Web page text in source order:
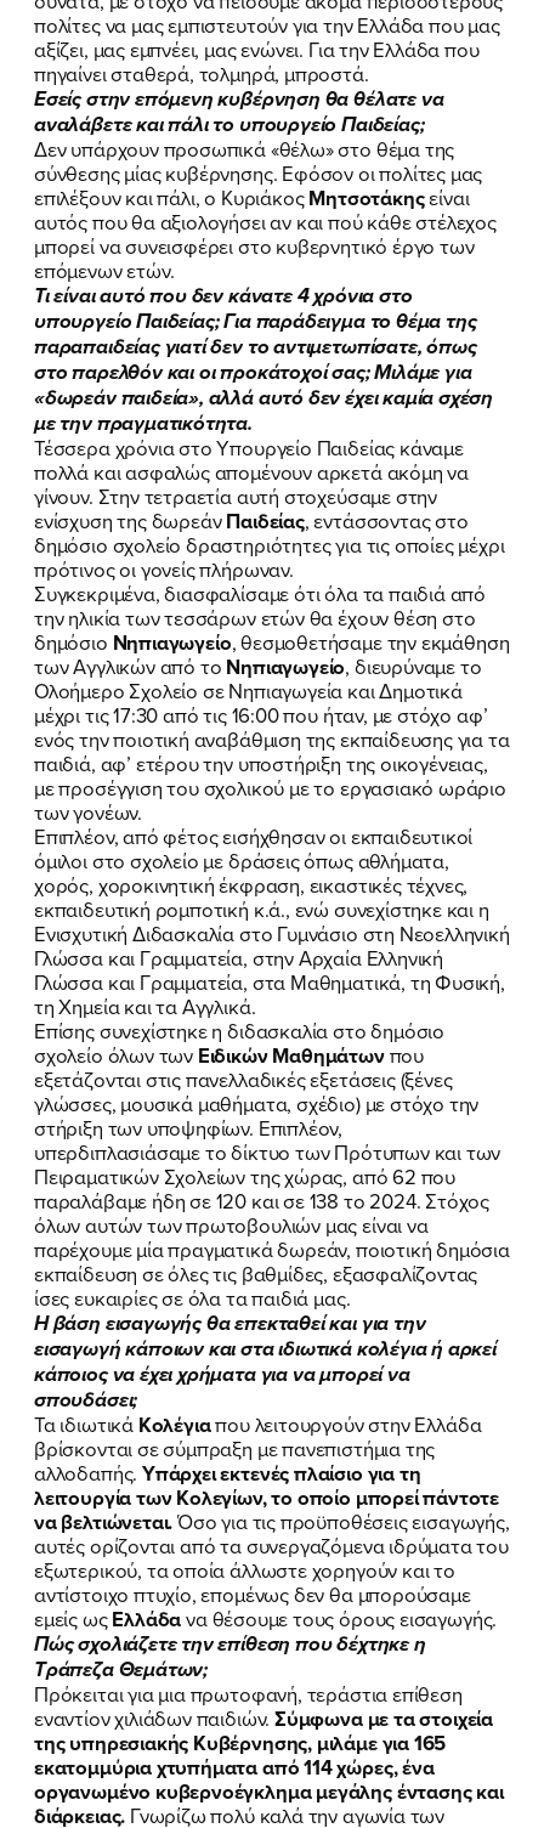
ΠΟΙΑ ΕΙΜΑΙ
ΕΡΓΟ
ΕΚΔΗΛΩΣΕΙΣ
ΝΕΑ
ΕΛΑ ΚΙ ΕΣΥ
FB IN TW YT LN
πολίτες να μας εμπιστευτούν για την Ελλάδα που μας
αξίζει, μας εμπνέει, μας ενώνει. Για την Ελλάδα που
πηγαίνει σταθερά, τολμηρά, μπροστά.
Εσείς στην επόμενη κυβέρνηση θα θέλατε να
αναλάβετε και πάλι το υπουργείο Παιδείας;
Δεν υπάρχουν προσωπικά «θέλω» στο θέμα της
σύνθεσης μίας κυβέρνησης. Εφόσον οι πολίτες μας
επιλέξουν και πάλι, ο ΚυριάκοςΜητσοτάκηςείναι
αυτός που θα αξιολογήσει αν και πού κάθε στέλεχος
μπορεί να συνεισφέρει στο κυβερνητικό έργο των
επόμενων ετών.
Τι είναι αυτό που δεν κάνατε 4 χρόνια στο
υπουργείο Παιδείας; Για παράδειγμα το θέμα της
παραπαιδείας γιατί δεν το αντιμετωπίσατε, όπως
στο παρελθόν και οι προκάτοχοί σας; Μιλάμε για
«δωρεάν παιδεία», αλλά αυτό δεν έχει καμία σχέση
με την πραγματικότητα.
Τέσσερα χρόνια στο Υπουργείο Παιδείας κάναμε
πολλά και ασφαλώς απομένουν αρκετά ακόμη να
γίνουν. Στην τετραετία αυτή στοχεύσαμε στην
ενίσχυση της δωρεάνΠαιδείας, εντάσσοντας στο
δημόσιο σχολείο δραστηριότητες για τις οποίες μέχρι
πρότινος οι γονείς πλήρωναν.
Συγκεκριμένα, διασφαλίσαμε ότι όλα τα παιδιά από
την ηλικία των τεσσάρων ετών θα έχουν θέση στο
δημόσιο Νηπιαγωγείο, θεσμοθετήσαμε την εκμάθηση
των Αγγλικών από το Νηπιαγωγείο, διευρύναμε το
Ολοήμερο Σχολείο σε Νηπιαγωγεία και Δημοτικά
μέχρι τις 17:30 από τις 16:00 που ήταν, με στόχο αφ’
ενός την ποιοτική αναβάθμιση της εκπαίδευσης για τα
παιδιά, αφ’ ετέρου την υποστήριξη της οικογένειας,
με προσέγγιση του σχολικού με το εργασιακό ωράριο
των γονέων.
Επιπλέον, από φέτος εισήχθησαν οι εκπαιδευτικοί
όμιλοι στο σχολείο με δράσεις όπως αθλήματα,
χορός, χοροκινητική έκφραση, εικαστικές τέχνες,
εκπαιδευτική ρομποτική κ.ά., ενώ συνεχίστηκε και η
Ενισχυτική Διδασκαλία στο Γυμνάσιο στη Νεοελληνική
Γλώσσα και Γραμματεία, στην Αρχαία Ελληνική
Γλώσσα και Γραμματεία, στα Μαθηματικά, τη Φυσική,
τη Χημεία και τα Αγγλικά.
Επίσης συνεχίστηκε η διδασκαλία στο δημόσιο
σχολείο όλων των Ειδικών Μαθημάτωνπου
εξετάζονται στις πανελλαδικές εξετάσεις (ξένες
γλώσσες, μουσικά μαθήματα, σχέδιο) με στόχο την
στήριξη των υποψηφίων. Επιπλέον,
υπερδιπλασιάσαμε το δίκτυο των Πρότυπων και των
Πειραματικών Σχολείων της χώρας, από 62 που
παραλάβαμε ήδη σε 120 και σε 138 το 2024. Στόχος
όλων αυτών των πρωτοβουλιών μας είναι να
παρέχουμε μία πραγματικά δωρεάν, ποιοτική δημόσια
εκπαίδευση σε όλες τις βαθμίδες, εξασφαλίζοντας
ίσες ευκαιρίες σε όλα τα παιδιά μας.
Η βάση εισαγωγής θα επεκταθεί και για την
εισαγωγή κάποιων και στα ιδιωτικά κολέγια ή αρκεί
κάποιος να έχει χρήματα για να μπορεί να
σπουδάσει;
Τα ιδιωτικά Κολέγιαπου λειτουργούν στην Ελλάδα
βρίσκονται σε σύμπραξη με πανεπιστήμια της
αλλοδαπής. Υπάρχει εκτενές πλαίσιο για τη
λειτουργία των Κολεγίων, το οποίο μπορεί πάντοτε
να βελτιώνεται.Όσο για τις προϋποθέσεις εισαγωγής,
αυτές ορίζονται από τα συνεργαζόμενα ιδρύματα του
εξωτερικού, τα οποία άλλωστε χορηγούν και το
αντίστοιχο πτυχίο, επομένως δεν θα μπορούσαμε
εμείς ωςΕλλάδανα θέσουμε τους όρους εισαγωγής.
Πώς σχολιάζετε την επίθεση που δέχτηκε η
Τράπεζα Θεμάτων;
Πρόκειται για μια πρωτοφανή, τεράστια επίθεση
εναντίον χιλιάδων παιδιών.Σύμφωνα με τα στοιχεία
της υπηρεσιακής Κυβέρνησης, μιλάμε για 165
εκατομμύρια χτυπήματα από 114 χώρες, ένα
οργανωμένο κυβερνοέγκλημα μεγάλης έντασης και
διάρκειας. Γνωρίζω πολύ καλά την αγωνία των